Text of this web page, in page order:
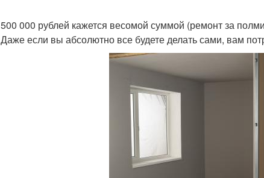
500 000 рублей кажется весомой суммой (ремонт за
Даже если вы абсолютно все будете делать сами, вам